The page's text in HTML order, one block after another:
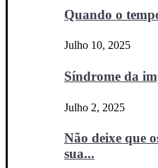
Quando o
Julho 10, 2025
Síndrome da
Julho 2, 2025
Não deixe que
sua...